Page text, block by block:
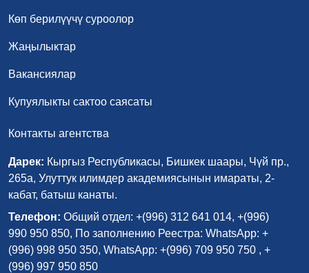
Көп берилүүчү суроолор
Жаңылыктар
Вакансиялар
Купуялыкты сактоо саясаты
Контакты агентства
Дарек: Кыргыз Республикасы, Бишкек шаары, Чүй пр.,
265а, Улуттук илимдер академиясынын имараты, 2-
кабат, батыш канаты.
Телефон: Общий отдел: +(996) 312 641 014, +(996)
990 950 850, По заполнению Реестра: WhatsApp: +
(996) 998 950 350, WhatsApp: +(996) 709 950 750 , +
(996) 997 950 850